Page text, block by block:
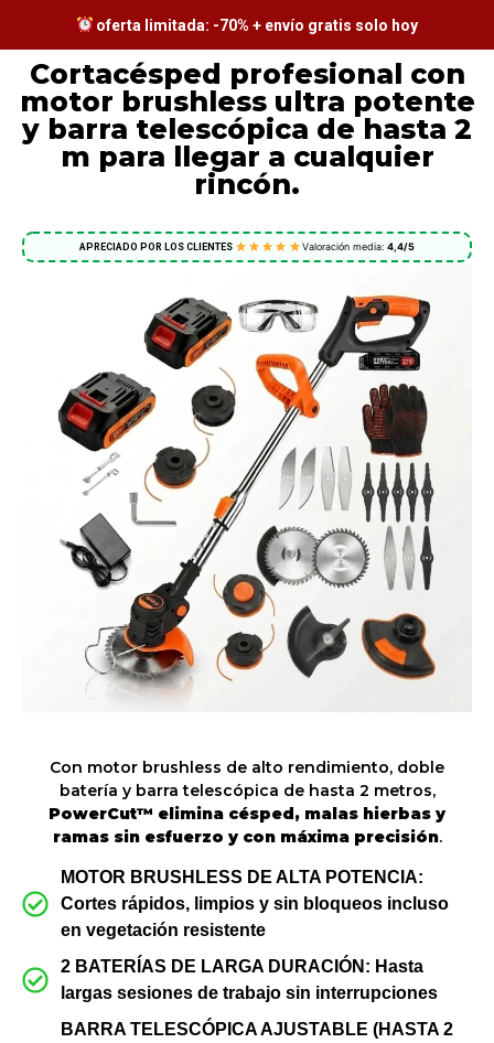
oferta limitada: -70% + envío gratis solo hoy
Cortacésped profesional con
motor brushless ultra potente
y barra telescópica de hasta 2
m para llegar a cualquier
rincón.
APRECIADO POR LOS CLIENTES Valoración media:4,4/5
Con motor brushless de alto rendimiento, doble
batería y barra telescópica de hasta 2 metros,
PowerCut™ elimina césped, malas hierbas y
ramas sin esfuerzo y con máxima precisión.
MOTOR BRUSHLESS DE ALTA POTENCIA:
Cortes rápidos, limpios y sin bloqueos incluso
en vegetación resistente
2 BATERÍAS DE LARGA DURACIÓN: Hasta
largas sesiones de trabajo sin interrupciones
BARRA TELESCÓPICA AJUSTABLE (HASTA 2